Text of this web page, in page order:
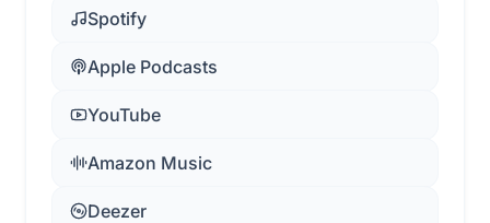
Spotify
Apple Podcasts
YouTube
Amazon Music
Deezer